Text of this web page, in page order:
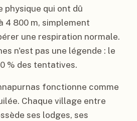
physique qui ont dû
4 800 m, simplement
une respiration normale.
n'est pas une légende : le
% des tentatives.
fonctionne comme
Chaque village entre
ses lodges, ses